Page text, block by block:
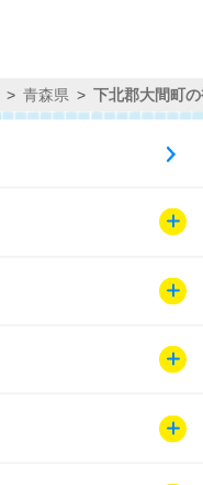
青森県 下北郡大間町